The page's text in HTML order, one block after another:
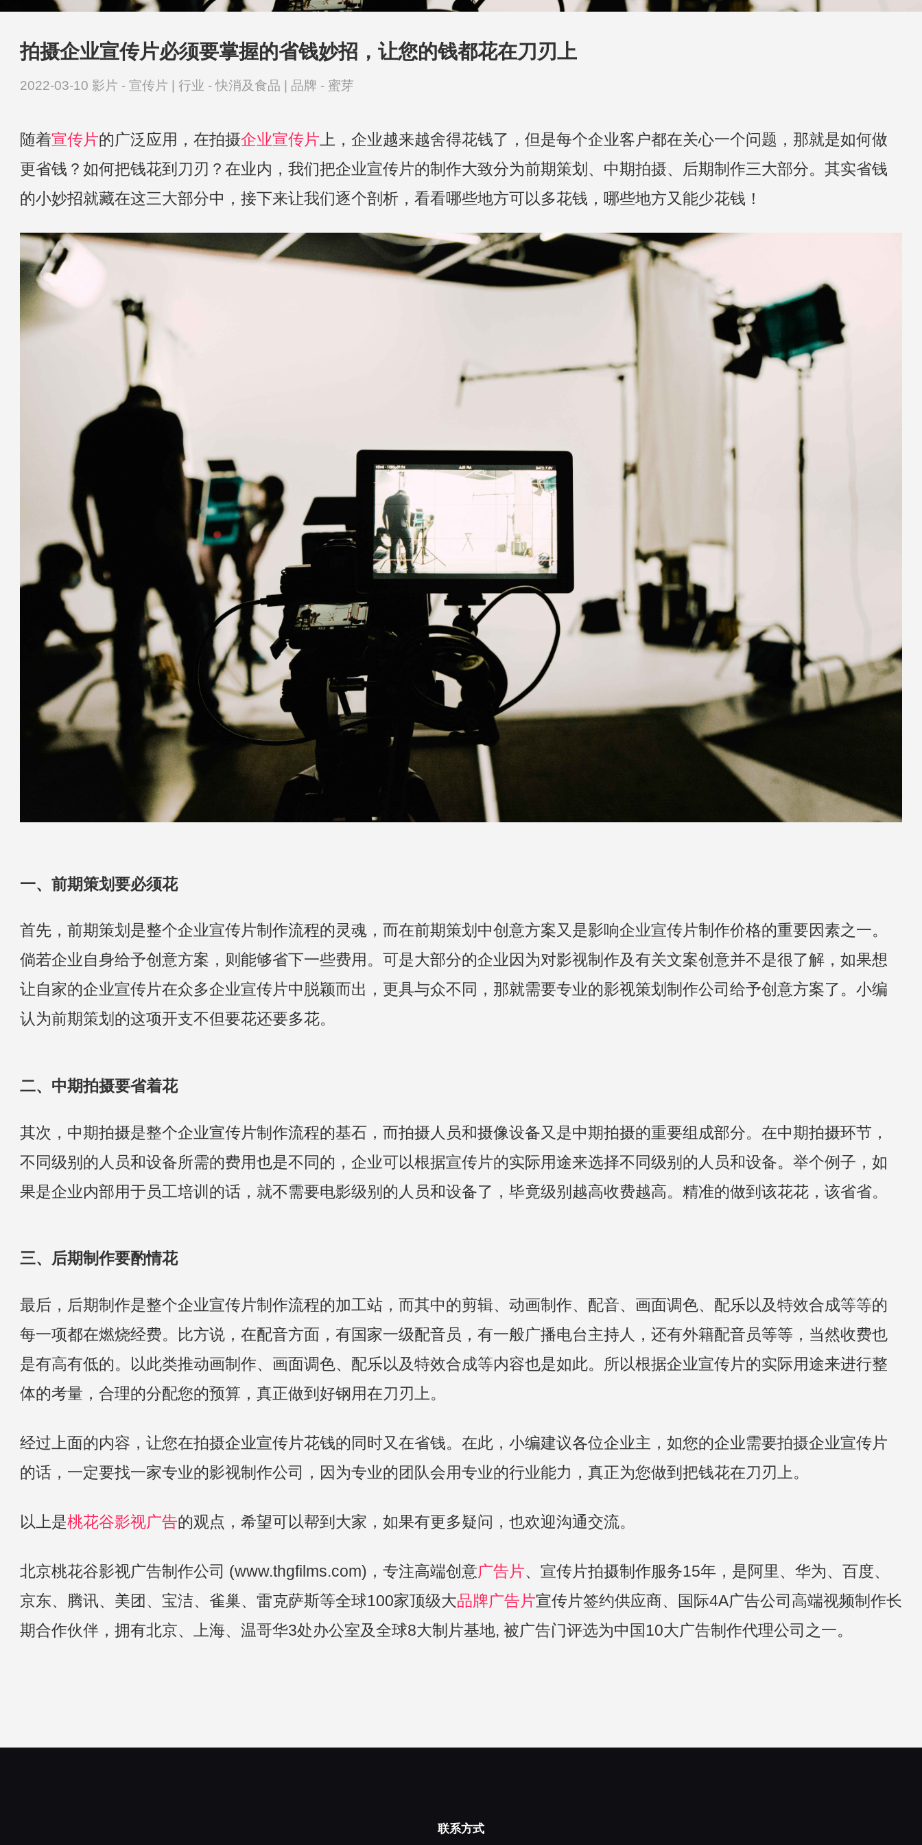
拍摄企业宣传片必须要掌握的省钱妙招，让您的钱都花在刀刃上
2022-03-10 影片 - 宣传片 行业 -快消及食品 品牌 - 蜜芽
随着宣传片的广泛应用，在拍摄企业宣传片 上，企业越来越舍得花钱了，但是每个企业客户都在关心一个问题，那就是如何做
更省钱？如何把钱花到刀刃？在业内，我们把企业宣传片的制作大致分为前期策划、中期拍摄、后期制作三大部分。其实省钱
的小妙招就藏在这三大部分中，接下来让我们逐个剖析，看看哪些地方可以多花钱，哪些地方又能少花钱！
一、前期策划要必须花
首先，前期策划是整个企业宣传片制作流程的灵魂，而在前期策划中创意方案又是影响企业宣传片制作价格的重要因素之一。
倘若企业自身给予创意方案，则能够省下一些费用。可是大部分的企业因为对影视制作及有关文案创意并不是很了解，如果想
让自家的企业宣传片在众多企业宣传片中脱颖而出，更具与众不同，那就需要专业的影视策划制作公司给予创意方案了。小编
认为前期策划的这项开支不但要花还要多花。
二、中期拍摄要省着花
其次，中期拍摄是整个企业宣传片制作流程的基石，而拍摄人员和摄像设备又是中期拍摄的重要组成部分。在中期拍摄环节，
不同级别的人员和设备所需的费用也是不同的，企业可以根据宣传片的实际用途来选择不同级别的人员和设备。举个例子，如
果是企业内部用于员工培训的话，就不需要电影级别的人员和设备了，毕竟级别越高收费越高。精准的做到该花花，该省省。
三、后期制作要酌情花
最后，后期制作是整个企业宣传片制作流程的加工站，而其中的剪辑、动画制作、配音、画面调色、配乐以及特效合成等等的
每一项都在燃烧经费。比方说，在配音方面，有国家一级配音员，有一般广播电台主持人，还有外籍配音员等等，当然收费也
是有高有低的。以此类推动画制作、画面调色、配乐以及特效合成等内容也是如此。所以根据企业宣传片的实际用途来进行整
体的考量，合理的分配您的预算，真正做到好钢用在刀刃上。
经过上面的内容，让您在拍摄企业宣传片花钱的同时又在省钱。在此，小编建议各位企业主，如您的企业需要拍摄企业宣传片
的话，一定要找一家专业的影视制作公司，因为专业的团队会用专业的行业能力，真正为您做到把钱花在刀刃上。
以上是桃花谷影视广告的观点，希望可以帮到大家，如果有更多疑问，也欢迎沟通交流。
北京桃花谷影视广告制作公司 (www.thgfilms.com)，专注高端创意广告片、宣传片拍摄制作服务15年，是阿里、华为、百度、
京东、腾讯、美团、宝洁、雀巢、雷克萨斯等全球100家顶级大品牌广告片宣传片签约供应商、国际4A广告公司高端视频制作长
期合作伙伴，拥有北京、上海、温哥华3处办公室及全球8大制片基地, 被广告门评选为中国10大广告制作代理公司之一。
联系方式